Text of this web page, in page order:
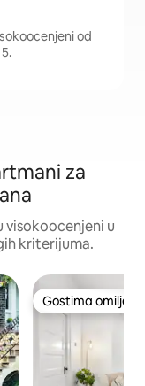
od
za
visokoocenjeni u
kriterijuma.
Gostima omiljeno
Gostima omiljeno